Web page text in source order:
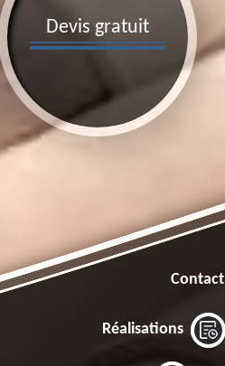
Devis gratuit
Contact
Réalisations